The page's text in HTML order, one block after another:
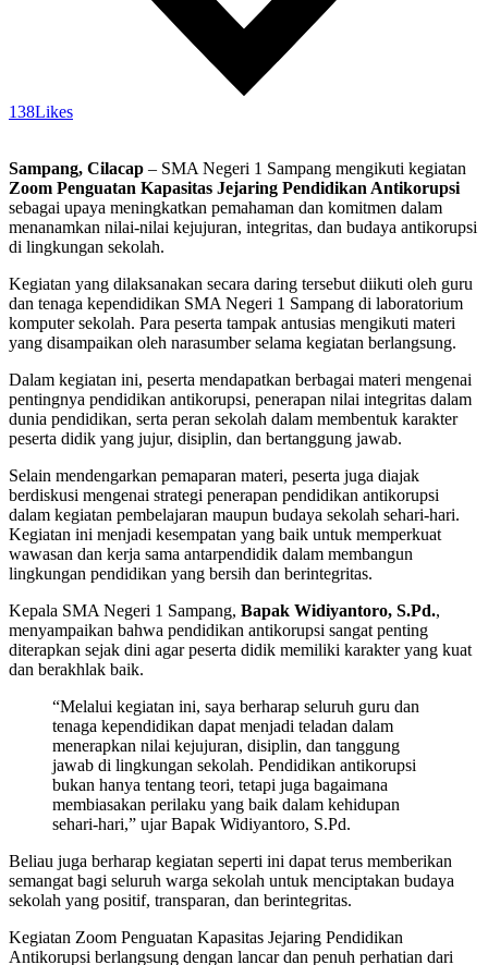
138Likes
Sampang, Cilacap – SMA Negeri 1 Sampang mengikuti kegiatan
Zoom Penguatan Kapasitas Jejaring Pendidikan Antikorupsi
sebagai upaya meningkatkan pemahaman dan komitmen dalam
menanamkan nilai-nilai kejujuran, integritas, dan budaya antikorupsi
di lingkungan sekolah.
Kegiatan yang dilaksanakan secara daring tersebut diikuti oleh guru
dan tenaga kependidikan SMA Negeri 1 Sampang di laboratorium
komputer sekolah. Para peserta tampak antusias mengikuti materi
yang disampaikan oleh narasumber selama kegiatan berlangsung.
Dalam kegiatan ini, peserta mendapatkan berbagai materi mengenai
pentingnya pendidikan antikorupsi, penerapan nilai integritas dalam
dunia pendidikan, serta peran sekolah dalam membentuk karakter
peserta didik yang jujur, disiplin, dan bertanggung jawab.
Selain mendengarkan pemaparan materi, peserta juga diajak
berdiskusi mengenai strategi penerapan pendidikan antikorupsi
dalam kegiatan pembelajaran maupun budaya sekolah sehari-hari.
Kegiatan ini menjadi kesempatan yang baik untuk memperkuat
wawasan dan kerja sama antarpendidik dalam membangun
lingkungan pendidikan yang bersih dan berintegritas.
Kepala SMA Negeri 1 Sampang, Bapak Widiyantoro, S.Pd.,
menyampaikan bahwa pendidikan antikorupsi sangat penting
diterapkan sejak dini agar peserta didik memiliki karakter yang kuat
dan berakhlak baik.
“Melalui kegiatan ini, saya berharap seluruh guru dan
tenaga kependidikan dapat menjadi teladan dalam
menerapkan nilai kejujuran, disiplin, dan tanggung
jawab di lingkungan sekolah. Pendidikan antikorupsi
bukan hanya tentang teori, tetapi juga bagaimana
membiasakan perilaku yang baik dalam kehidupan
sehari-hari,” ujar Bapak Widiyantoro, S.Pd.
Beliau juga berharap kegiatan seperti ini dapat terus memberikan
semangat bagi seluruh warga sekolah untuk menciptakan budaya
sekolah yang positif, transparan, dan berintegritas.
Kegiatan Zoom Penguatan Kapasitas Jejaring Pendidikan
Antikorupsi berlangsung dengan lancar dan penuh perhatian dari